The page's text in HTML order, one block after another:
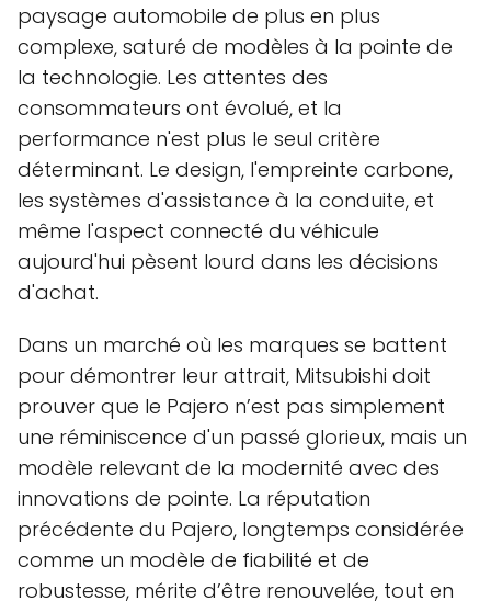
paysage automobile de plus en plus
complexe, saturé de modèles à la pointe de
la technologie. Les attentes des
consommateurs ont évolué, et la
performance n'est plus le seul critère
déterminant. Le design, l'empreinte carbone,
les systèmes d'assistance à la conduite, et
même l'aspect connecté du véhicule
aujourd'hui pèsent lourd dans les décisions
d'achat.
Dans un marché où les marques se battent
pour démontrer leur attrait, Mitsubishi doit
prouver que le Pajero n’est pas simplement
une réminiscence d'un passé glorieux, mais un
modèle relevant de la modernité avec des
innovations de pointe. La réputation
précédente du Pajero, longtemps considérée
comme un modèle de fiabilité et de
robustesse, mérite d’être renouvelée, tout en